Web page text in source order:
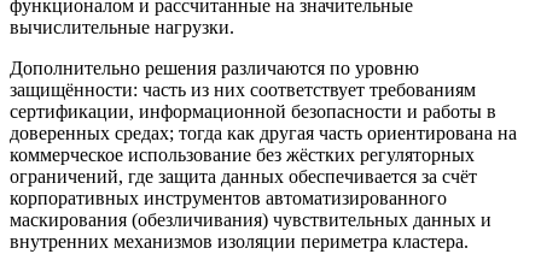
функционалом и рассчитанные на значительные
вычислительные нагрузки.
Дополнительно решения различаются по уровню
защищённости: часть из них соответствует требованиям
сертификации, информационной безопасности и работы в
доверенных средах; тогда как другая часть ориентирована на
коммерческое использование без жёстких регуляторных
ограничений, где защита данных обеспечивается за счёт
корпоративных инструментов автоматизированного
маскирования (обезличивания) чувствительных данных и
внутренних механизмов изоляции периметра кластера.